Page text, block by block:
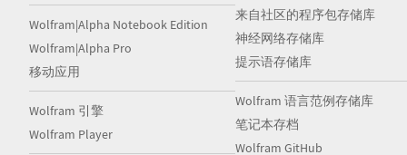
Wolfram|Alpha Notebook Edition
Wolfram|Alpha Pro
移动应用
Wolfram 引擎
Wolfram Player
来自社区的程序包存储库
神经网络存储库
提示语存储库
Wolfram 语言范例存储库
笔记本存档
Wolfram GitHub